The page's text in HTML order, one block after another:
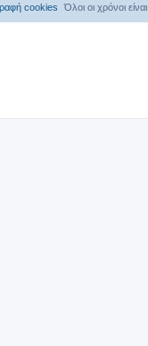
Όλοι οι χρόνοι είναι
cookies